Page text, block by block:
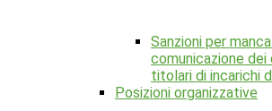
Sanzioni per
comunicazione
titolari di incarichi
Posizioni organizzative